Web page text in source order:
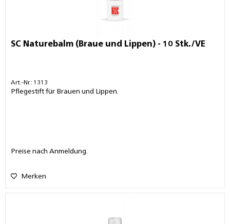
SC Naturebalm (Braue und Lippen) - 10 Stk./VE
Art.-Nr.: 1313
Pflegestift für Brauen und Lippen.
Preise nach Anmeldung.
Merken